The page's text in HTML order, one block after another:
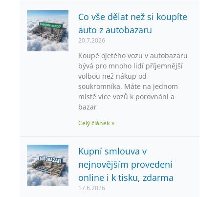
Co vše dělat než si koupíte
auto z autobazaru
20.7.2026
Koupě ojetého vozu v autobazaru
bývá pro mnoho lidí příjemnější
volbou než nákup od
soukromníka. Máte na jednom
místě více vozů k porovnání a
bazar
Celý článek »
Kupní smlouva v
nejnovějším provedení
online i k tisku, zdarma
17.6.2026